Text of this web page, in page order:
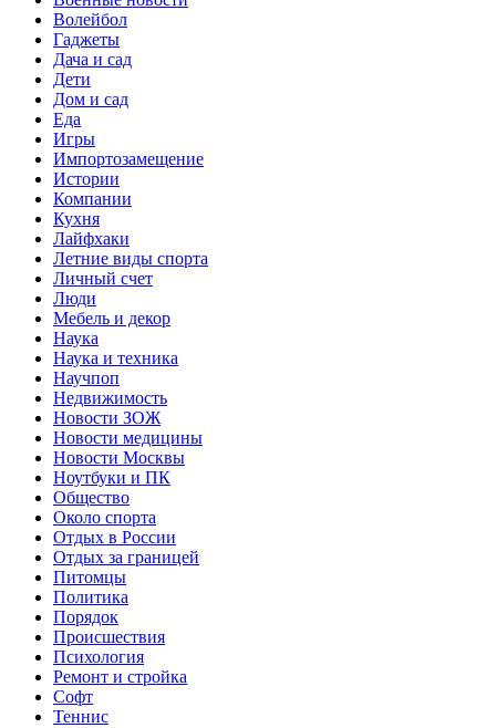
Волейбол
Гаджеты
Дача и сад
Дети
Дом и сад
Еда
Игры
Импортозамещение
Истории
Компании
Кухня
Лайфхаки
Летние виды спорта
Личный счет
Люди
Мебель и декор
Наука
Наука и техника
Научпоп
Недвижимость
Новости ЗОЖ
Новости медицины
Новости Москвы
Ноутбуки и ПК
Общество
Около спорта
Отдых в России
Отдых за границей
Питомцы
Политика
Порядок
Происшествия
Психология
Ремонт и стройка
Софт
Теннис